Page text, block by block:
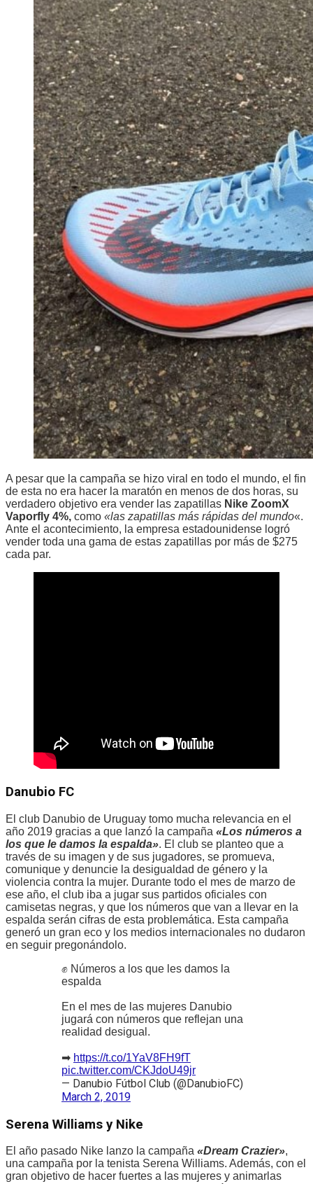
A pesar que la campaña se hizo viral en todo el mundo, el fin
de esta no era hacer la maratón en menos de dos horas, su
verdadero objetivo era vender las zapatillas Nike ZoomX
Vaporfly 4%, como «las zapatillas más rápidas del mundo«.
Ante el acontecimiento, la empresa estadounidense logró
vender toda una gama de estas zapatillas por más de $275
cada par.
Danubio FC
El club Danubio de Uruguay tomo mucha relevancia en el
año 2019 gracias a que lanzó la campaña «Los números a
los que le damos la espalda». El club se planteo que a
través de su imagen y de sus jugadores, se promueva,
comunique y denuncie la desigualdad de género y la
violencia contra la mujer. Durante todo el mes de marzo de
ese año, el club iba a jugar sus partidos oficiales con
camisetas negras, y que los números que van a llevar en la
espalda serán cifras de esta problemática. Esta campaña
generó un gran eco y los medios internacionales no dudaron
en seguir pregonándolo.
✊ Números a los que les damos la
espalda
En el mes de las mujeres Danubio
jugará con números que reflejan una
realidad desigual.
➡ https://t.co/1YaV8FH9fT
pic.twitter.com/CKJdoU49jr
— Danubio Fútbol Club (@DanubioFC)
March 2, 2019
Serena Williams y Nike
El año pasado Nike lanzo la campaña «Dream Crazier»,
una campaña por la tenista Serena Williams. Además, con el
gran objetivo de hacer fuertes a las mujeres y animarlas